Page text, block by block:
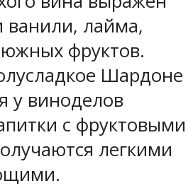
ванили, лайма,
фруктов.
Шардоне
у виноделов
с фруктовыми
легкими